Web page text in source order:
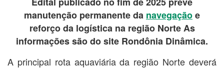
manutenção permanente da navegaçãoe
reforço da logística na região Norte As
informações são do site Rondônia Dinâmica.
A principal rota aquaviária da região Norte deverá